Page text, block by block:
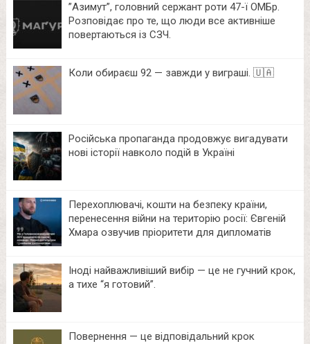
⁨”Азимут”, головний сержант роти 47-ї ОМБр.
Розповідає про те, що люди все активніше
повертаються із СЗЧ.
Коли обираєш 92 — завжди у виграші. 🇺🇦
Російська пропаганда продовжує вигадувати
нові історії навколо подій в Україні
Перехоплювачі, кошти на безпеку країни,
перенесення війни на територію росії: Євгеній
Хмара озвучив пріоритети для дипломатів
Іноді найважливіший вибір — це не гучний крок,
а тихе “я готовий”.
Повернення — це відповідальний крок